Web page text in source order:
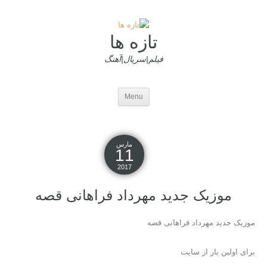
تازه ها
فیلم|سریال|آهنگ
Menu
مارس
11
2017
موزیک جدید مهرداد فراهانی قصه
موزیک جدید مهرداد فراهانی قصه
برای اولین بار از سایت